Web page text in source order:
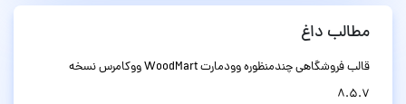
مطالب داغ
قالب فروشگاهی چندمنظوره وودمارت WoodMart ووکامرس نسخه
8.5.7